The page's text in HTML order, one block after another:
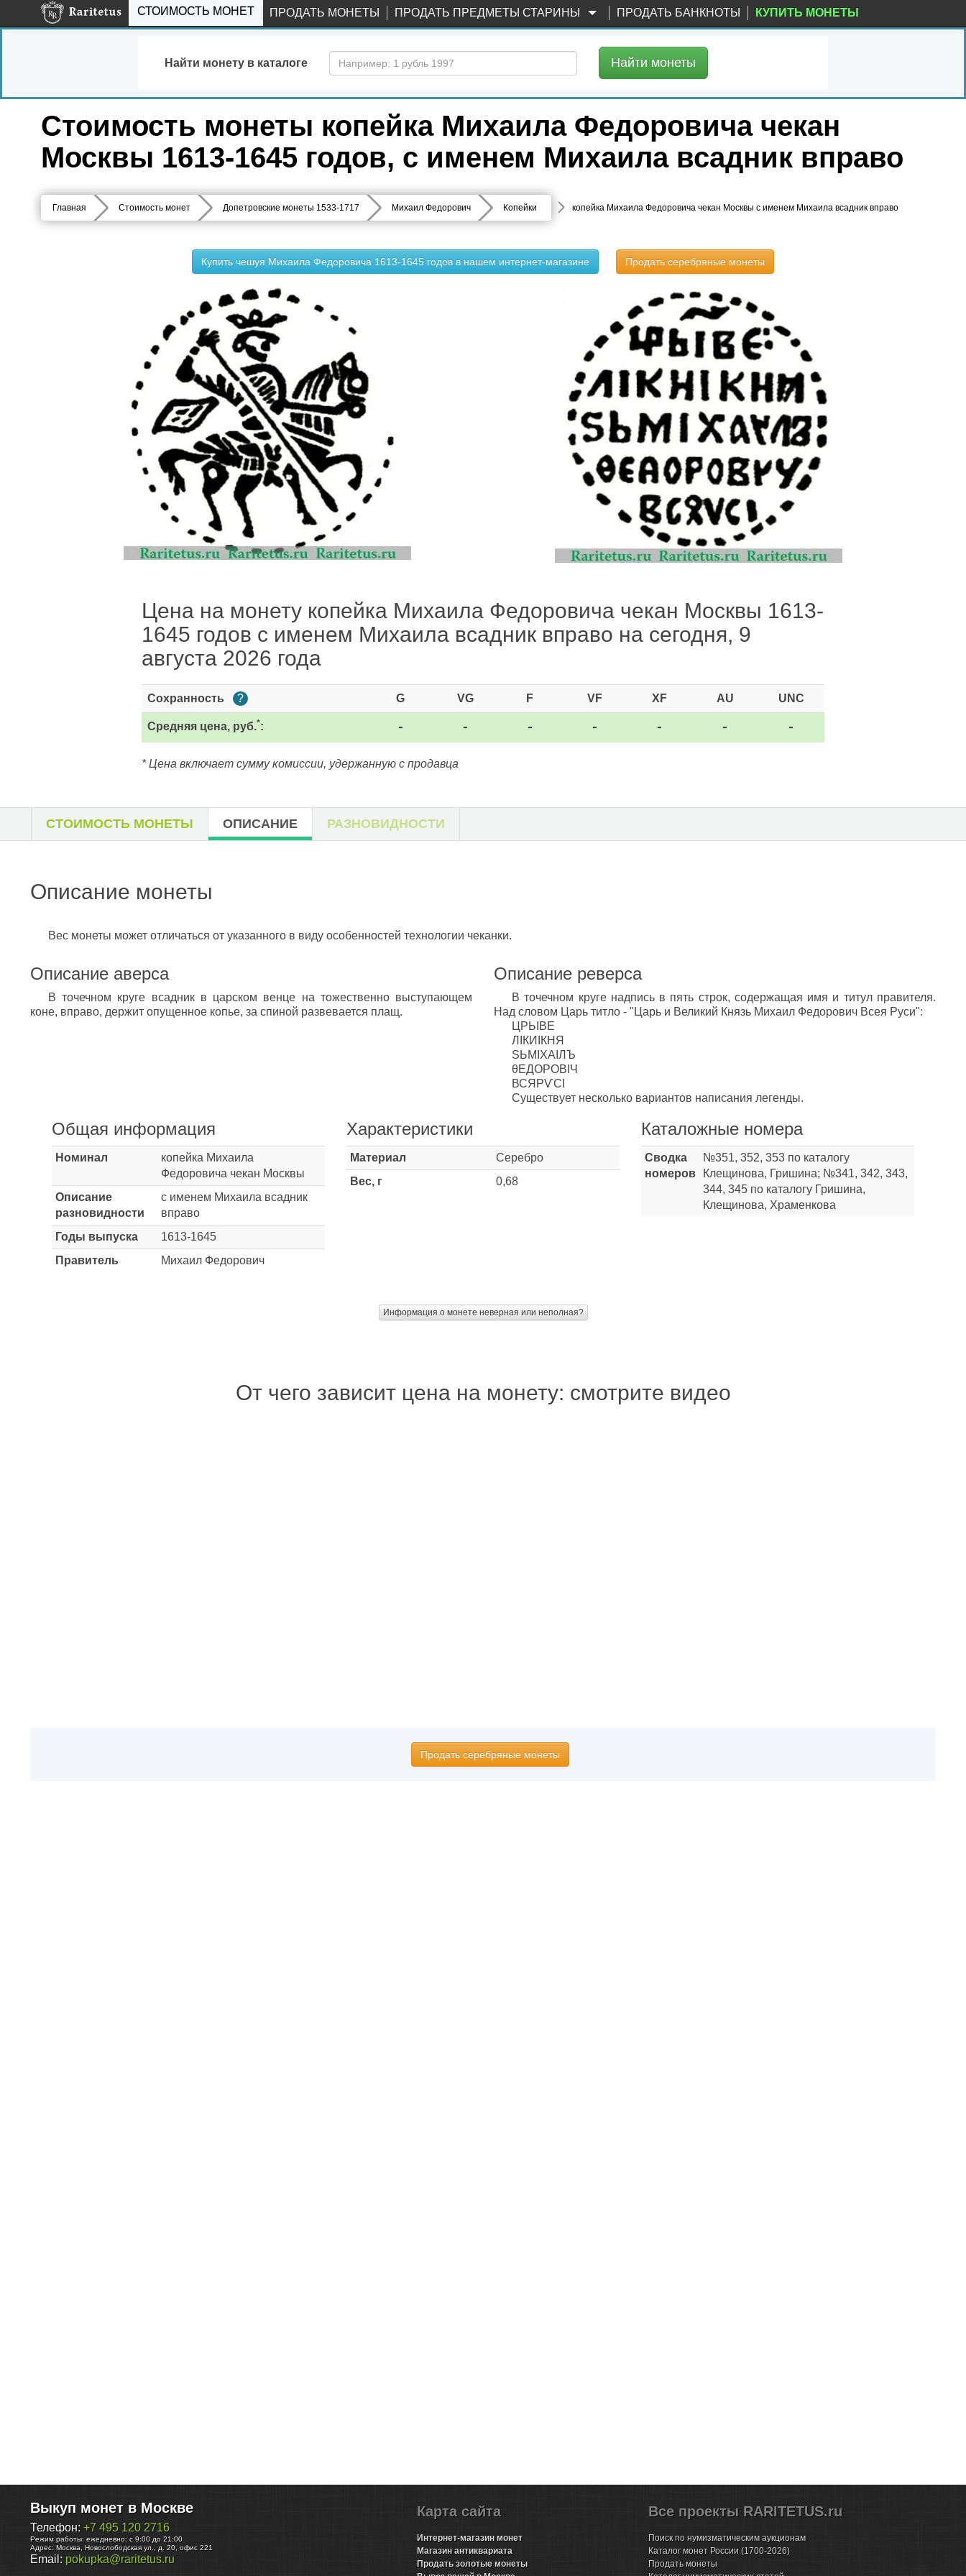
СТОИМОСТЬ МОНЕТ ПРОДАТЬ МОНЕТЫ ПРОДАТЬ ПРЕДМЕТЫ СТАРИНЫ ПРОДАТЬ БАНКНОТЫ КУПИТЬ МОНЕТЫ
Найти монету в каталоге Найти монеты
Стоимость монеты копейка Михаила Федоровича чекан
Москвы 1613-1645 годов, с именем Михаила всадник вправо
Главная Стоимость монет Допетровские монеты 1533-1717 Михаил Федорович Копейки копейка Михаила Федоровича чекан Москвы с именем Михаила всадник вправо
Купить чешуя Михаила Федоровича 1613-1645 годов в нашем интернет-магазине Продать серебряные монеты
Цена на монету копейка Михаила Федоровича чекан Москвы 1613-
1645 годов с именем Михаила всадник вправо на сегодня, 9
августа 2026 года
Сохранность ? G VG F VF XF AU UNC
Средняя цена, руб.*: - - - - - - -
* Цена включает сумму комиссии, удержанную с продавца
СТОИМОСТЬ МОНЕТЫ ОПИСАНИЕ РАЗНОВИДНОСТИ
Описание монеты
Вес монеты может отличаться от указанного в виду особенностей технологии чеканки.
Описание аверса
В точечном круге всадник в царском венце на тожественно выступающем
коне, вправо, держит опущенное копье, за спиной развевается плащ.
Описание реверса
В точечном круге надпись в пять строк, содержащая имя и титул правителя.
Над словом Царь титло - "Царь и Великий Князь Михаил Федорович Всея Руси":
ЦРЬIВЕ
ЛIКИIКНЯ
SЬМIХАIЛЪ
θЕДОРОВIЧ
ВСЯРѴСI
Существует несколько вариантов написания легенды.
Общая информация
Номинал
копейка Михаила
Федоровича чекан Москвы
Описание
разновидности
с именем Михаила всадник
вправо
Годы выпуска
1613-1645
Правитель
Михаил Федорович
Характеристики
Материал
Серебро
Вес, г
0,68
Каталожные номера
Сводка
номеров
№351, 352, 353 по каталогу
Клещинова, Гришина; №341, 342, 343,
344, 345 по каталогу Гришина,
Клещинова, Храменкова
Информация о монете неверная или неполная?
От чего зависит цена на монету: смотрите видео
Продать серебряные монеты
Выкуп монет в Москве
Телефон: +7 495 120 2716
Режим работы: ежедневно: с 9:00 до 21:00
Адрес: Москва Новослободская ул., д. 20, офис 221
Email: pokupka@raritetus.ru
Карта сайта
Интернет-магазин монет
Магазин антиквариата
Продать золотые монеты
Все проекты RARITETUS.ru
Поиск по нумизматическим аукционам
Каталог монет России (1700-2026)
Продать монеты